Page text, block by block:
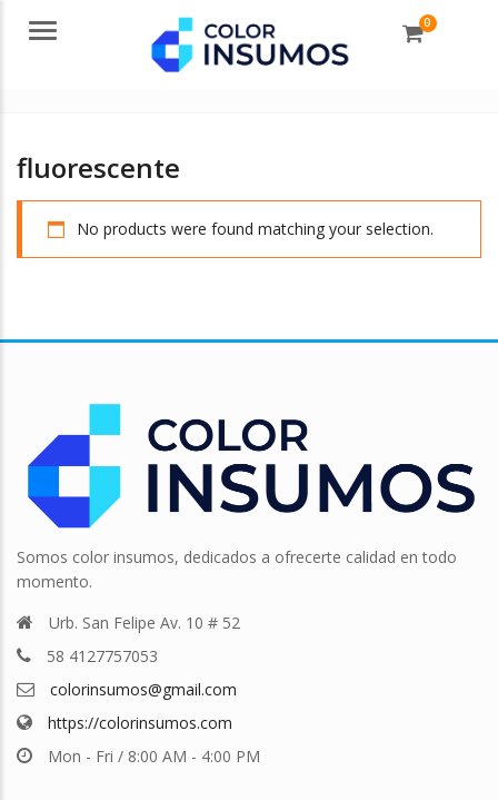
Menu 0
fluorescente
No products were found matching your selection.
Somos color insumos, dedicados a ofrecerte calidad en todo
momento.
Urb. San Felipe Av. 10 # 52
58 4127757053
colorinsumos@gmail.com
https://colorinsumos.com
Mon - Fri / 8:00 AM - 4:00 PM